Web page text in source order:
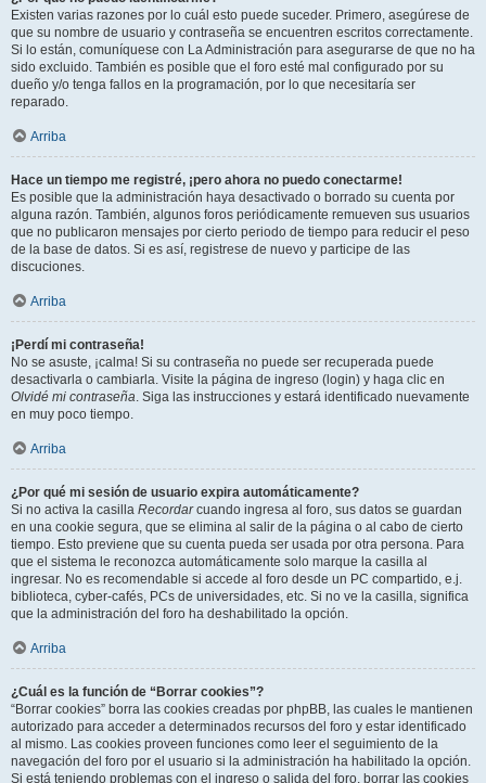
Existen varias razones por lo cuál esto puede suceder. Primero, asegúrese de
que su nombre de usuario y contraseña se encuentren escritos correctamente.
Si lo están, comuníquese con La Administración para asegurarse de que no ha
sido excluido. También es posible que el foro esté mal configurado por su
dueño y/o tenga fallos en la programación, por lo que necesitaría ser
reparado.
Arriba
Hace un tiempo me registré, ¡pero ahora no puedo conectarme!
Es posible que la administración haya desactivado o borrado su cuenta por
alguna razón. También, algunos foros periódicamente remueven sus usuarios
que no publicaron mensajes por cierto periodo de tiempo para reducir el peso
de la base de datos. Si es así, registrese de nuevo y participe de las
discuciones.
Arriba
¡Perdí mi contraseña!
No se asuste, ¡calma! Si su contraseña no puede ser recuperada puede
desactivarla o cambiarla. Visite la página de ingreso (login) y haga clic en
Olvidé mi contraseña. Siga las instrucciones y estará identificado nuevamente
en muy poco tiempo.
Arriba
¿Por qué mi sesión de usuario expira automáticamente?
Si no activa la casilla Recordarcuando ingresa al foro, sus datos se guardan
en una cookie segura, que se elimina al salir de la página o al cabo de cierto
tiempo. Esto previene que su cuenta pueda ser usada por otra persona. Para
que el sistema le reconozca automáticamente solo marque la casilla al
ingresar. No es recomendable si accede al foro desde un PC compartido, e.j.
biblioteca, cyber-cafés, PCs de universidades, etc. Si no ve la casilla, significa
que la administración del foro ha deshabilitado la opción.
Arriba
¿Cuál es la función de “Borrar cookies”?
“Borrar cookies” borra las cookies creadas por phpBB, las cuales le mantienen
autorizado para acceder a determinados recursos del foro y estar identificado
al mismo. Las cookies proveen funciones como leer el seguimiento de la
navegación del foro por el usuario si la administración ha habilitado la opción.
Si está teniendo problemas con el ingreso o salida del foro, borrar las cookies